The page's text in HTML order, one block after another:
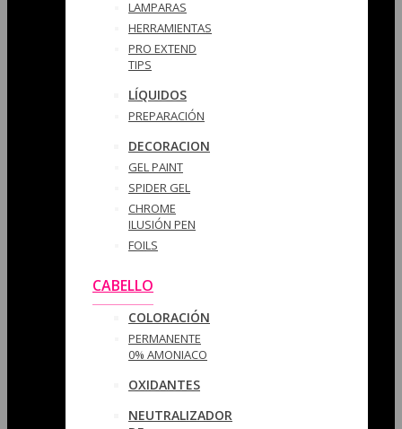
LAMPARAS
HERRAMIENTAS
PRO EXTEND
TIPS
LÍQUIDOS
PREPARACIÓN
DECORACION
GEL PAINT
SPIDER GEL
CHROME
ILUSIÓN PEN
FOILS
CABELLO
COLORACIÓN
PERMANENTE
0% AMONIACO
OXIDANTES
NEUTRALIZADOR